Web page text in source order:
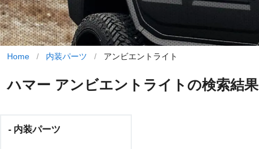
Home / 内装パーツ / アンビエントライト
ハマー アンビエントライトの検索結果
- 内装パーツ